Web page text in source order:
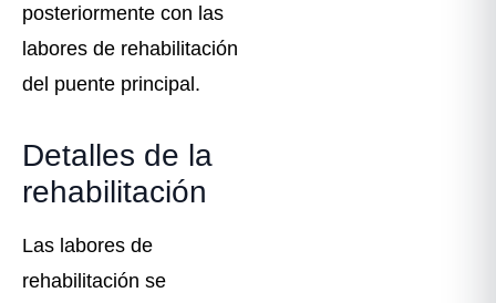
posteriormente con las
labores de rehabilitación
del puente principal.
Detalles de la
rehabilitación
Las labores de
rehabilitación se